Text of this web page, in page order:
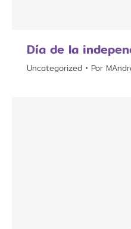
Día de la
Uncategorized Por